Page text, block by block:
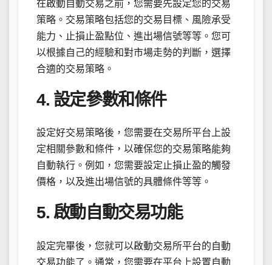
在啟動自動交易之前，您需要先設定您的交易
策略。交易策略包括您的交易目標、風險承受
能力、止損止盈點位、進出場信號等等。您可
以根據自己的經驗和對市場走勢的判斷，選擇
合適的交易策略。
4. 設定參數和條件
設定好交易策略後，您需要在交易所平台上設
定相關參數和條件，以確保您的交易策略能夠
自動執行。例如，您需要設定止損止盈的觸發
價格，以及進出場信號的具體條件等等。
5. 啟動自動交易功能
設定完畢後，您就可以啟動交易所平台的自動
交易功能了。通常，您需要在平台上設置自動